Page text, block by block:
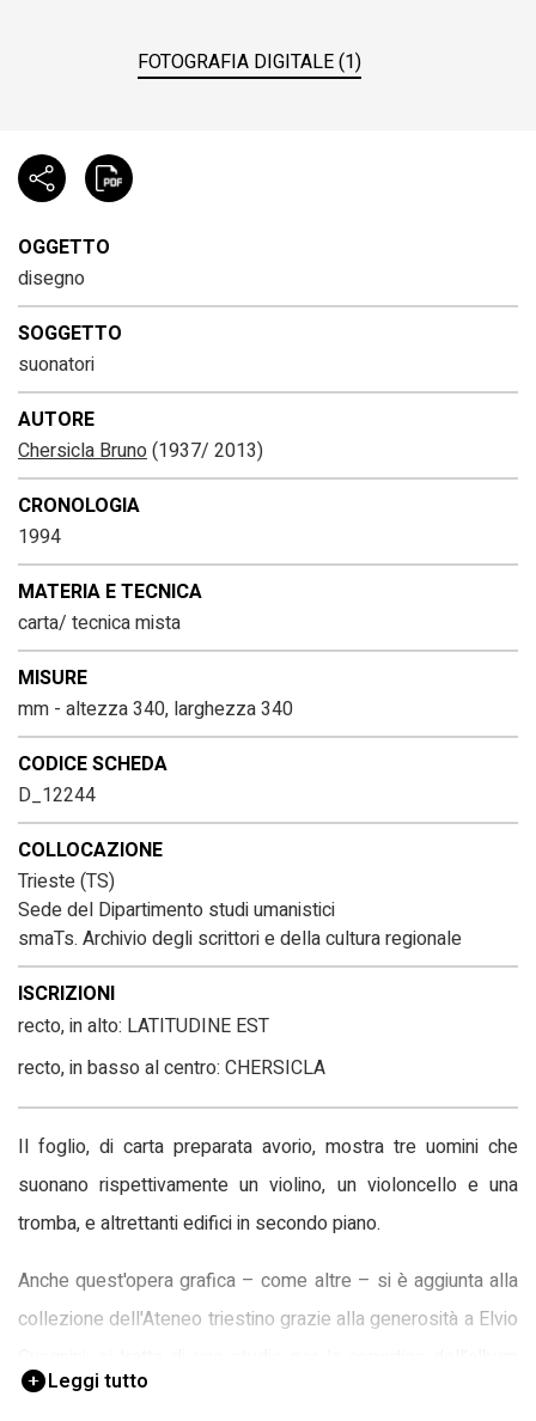
FOTOGRAFIA DIGITALE (1)
OGGETTO
disegno
SOGGETTO
suonatori
AUTORE
Chersicla Bruno(1937/ 2013)
CRONOLOGIA
1994
MATERIA E TECNICA
carta/ tecnica mista
MISURE
mm - altezza 340, larghezza 340
CODICE SCHEDA
D_12244
COLLOCAZIONE
Trieste (TS)
Sede del Dipartimento studi umanistici
smaTs. Archivio degli scrittori e della cultura regionale
ISCRIZIONI
recto, in alto: LATITUDINE EST
recto, in basso al centro: CHERSICLA
Il foglio, di carta preparata avorio, mostra tre uomini che
suonano rispettivamente un violino, un violoncello e una
tromba, e altrettanti edifici in secondo piano.
Anche quest'opera grafica – come altre – si è aggiunta alla
collezione dell'Ateneo triestino grazie alla generosità a Elvio
Latitudine Est, pubblicato nel 1994 dal trombettista triestino
Leggi tutto